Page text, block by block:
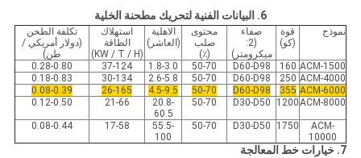
6. البيانات الفنية لتحريك مطحنة الخلية
نموذج
قوة
(كو)
صفاء
(2:
ميكرومتر)
محتوى
صلب
(٪)
الاهلية
(العاشر)
استهلاك
الطاقة
(KW / T / H)
تكلفة الطحن
(دولار أمريكي /
طن)
ACM-1500
160
D60-D98
50-70
1.8-3.0
37-124
0.28-0.80
ACM-4000
250
D60-D98
50-70
2.6-5.8
30-134
0.18-0.83
ACM-6000
355
D60-D98
50-70
4.5-9.5
26-165
0.08-0.39
ACM-8000
1200
D30-D50
50-70
20.8-
60.5
21-66
0.12-0.50
ACM-
10000
1750
D30-D50
50-70
55.5-
100
17-58
0.08-0.44
7. خيارات خط المعالجة